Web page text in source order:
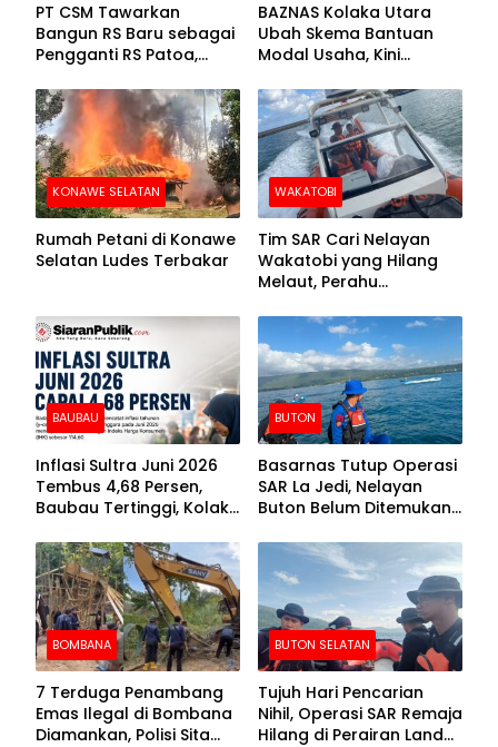
PT CSM Tawarkan
Bangun RS Baru sebagai
Pengganti RS Patoa,
Kolut
BAZNAS Kolaka Utara
Ubah Skema Bantuan
Modal Usaha, Kini
Barang Senilai Rp419,5
Juta
KONAWE SELATAN
Rumah Petani di Konawe
Selatan Ludes Terbakar
WAKATOBI
Tim SAR Cari Nelayan
Wakatobi yang Hilang
Melaut, Perahu
Kemasukan Air
BAUBAU
Inflasi Sultra Juni 2026
Tembus 4,68 Persen,
Baubau Tertinggi, Kolaka
BUTON
Basarnas Tutup Operasi
SAR La Jedi, Nelayan
Buton Belum Ditemukan
BOMBANA
7 Terduga Penambang
Emas Ilegal di Bombana
Diamankan, Polisi Sita
BUTON SELATAN
Tujuh Hari Pencarian
Nihil, Operasi SAR Remaja
Hilang di Perairan Lande